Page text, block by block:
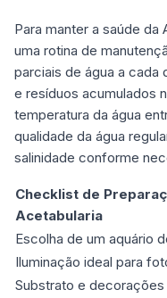
Para manter a saúde da
uma rotina de
parciais de água a cada
e resíduos acumulados
temperatura da água
qualidade da água
salinidade conforme
Checklist de
Acetabularia
Escolha de um aquário
Iluminação ideal para
Substrato e decorações